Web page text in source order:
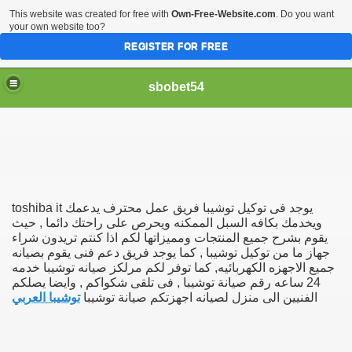
sbobet54
toshiba it يوجد فى توكيل توشيبا فريق عمل محترف يدعمك
ويخدمك بكافه السبل الممكنه ويحرص على راحتك دائما , حيث
يقوم بشرح جميع المنتجات ومميزاتها لكم اذا كنتم تريدون شراء
جهاز ما من توكيل توشيبا , كما يوجد فريق دعم فنى يقوم بصيانه
جميع الاجهزه الكهربائيه, كما توفر لكم مرلكز صيانه توشيبا خدمه
24 ساعه رقم صيانة توشيبا , فى تلقى شكواكم , وايضا يصلكم
الفنيين الى منزل لصيانه اجهزتكم صيانة توشيباتوشيبا العربي
This website was created for free with Own-Free-Website.com. Do you want
your own website too?
REGISTER FOR FREE